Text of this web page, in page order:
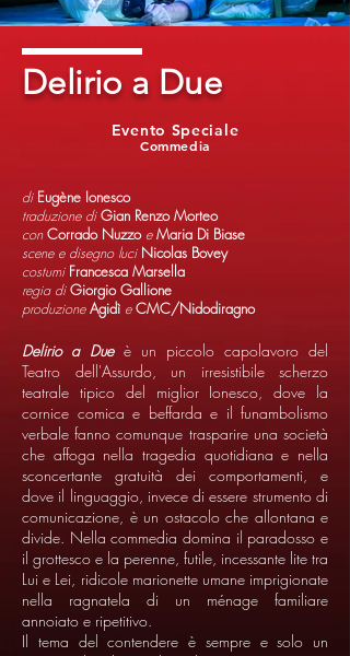
Delirio a Due
Commedia
Evento Speciale
di Eugène Ionesco
traduzione diGian Renzo Morteo
conCorrado NuzzoeMaria Di Biase
scene e disegno luci Nicolas Bovey
costumi Francesca Marsella
regia diGiorgio Gallione
produzioneAgidì eCMC/Nidodiragno
Delirio a Dueè un piccolo capolavoro del
Teatro dell'Assurdo, un irresistibile scherzo
teatrale tipico del miglior Ionesco, dove la
cornice comica e beffarda e il funambolismo
verbale fanno comunque trasparire una società
che affoga nella tragedia quotidiana e nella
sconcertante gratuità dei comportamenti, e
dove il linguaggio, invece di essere strumento di
comunicazione, è un ostacolo che allontana e
divide. Nella commedia domina il paradosso e
il grottesco e la perenne, futile, incessante lite tra
Lui e Lei, ridicole marionette umane imprigionate
nella ragnatela di un ménage familiare
annoiato e ripetitivo.
Il tema del contendere è sempre e solo un